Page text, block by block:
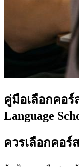
คู่มือเลือกคอ
Language
ควรเลือกคอร์